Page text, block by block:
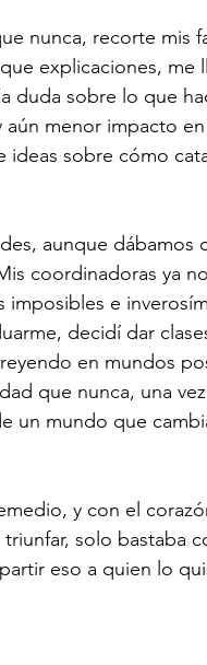
nunca, recorte mis
explicaciones, me
duda sobre lo que
aún menor impacto
sobre cómo
aunque dábamos
coordinadoras ya
imposibles e
decidí dar
en mundos
que nunca, una
un mundo que
y con el
solo bastaba
eso a quien lo